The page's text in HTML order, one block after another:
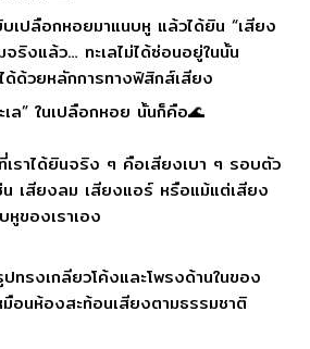
เปลือกหอยมาแนบหู แล้วได้ยิน “เสียง
จริงแล้ว… ทะเลไม่ได้ซ่อนอยู่ในนั้น
ด้วยหลักการทางฟิสิกส์เสียง
ล” ในเปลือกหอย นั้นก็คือ🌊
เราได้ยินจริง ๆ คือเสียงเบา ๆ รอบตัว
น เสียงลม เสียงแอร์ หรือแม้แต่เสียง
ของเราเอง
ทรงเกลียวโค้งและโพรงด้านในของ
อนห้องสะท้อนเสียงตามธรรมชาติ